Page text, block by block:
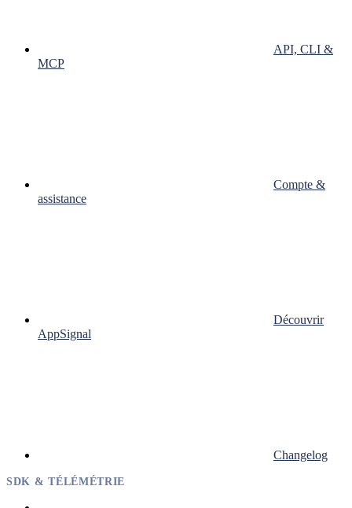
API, CLI &
MCP
Compte &
assistance
Découvrir
AppSignal
Changelog
SDK & TÉLÉMÉTRIE